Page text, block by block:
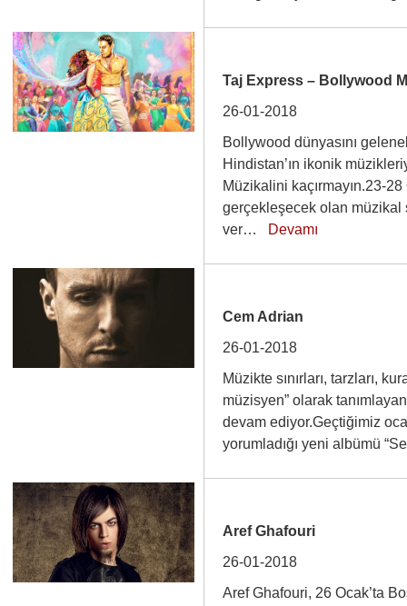
Taj Express – Bollywood
26-01-2018
Bollywood dünyasını
Hindistan’ın ikonik
Müzikalini kaçırmayın.23-
gerçekleşecek olan
ver… Devamı
Cem Adrian
26-01-2018
Müzikte sınırları, tarzları,
müzisyen” olarak
devam ediyor.Geçtiğimiz
yorumladığı yeni albümü
Aref Ghafouri
26-01-2018
Aref Ghafouri, 26 Ocak’ta